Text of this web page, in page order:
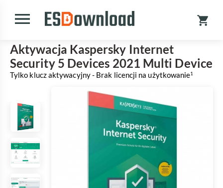
Aktywacja Kaspersky Internet
Security 5 Devices 2021 Multi Device
Tylko klucz aktywacyjny - Brak licencji na użytkowanie1